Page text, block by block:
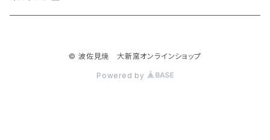
© 波佐見焼 大新窯オンラインショップ
Powered by